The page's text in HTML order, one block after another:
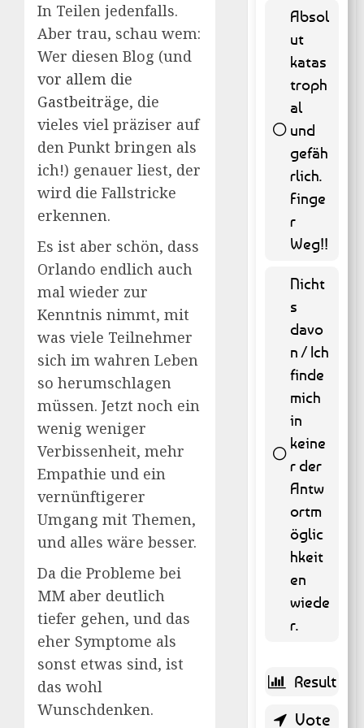
In Teilen jedenfalls.
Aber trau, schau wem:
Wer diesen Blog (und
vor allem die
Gastbeiträge, die
vieles viel präziser auf
den Punkt bringen als
ich!) genauer liest, der
wird die Fallstricke
erkennen.
Es ist aber schön, dass
Orlando endlich auch
mal wieder zur
Kenntnis nimmt, mit
was viele Teilnehmer
sich im wahren Leben
so herumschlagen
müssen. Jetzt noch ein
wenig weniger
Verbissenheit, mehr
Empathie und ein
vernünftigerer
Umgang mit Themen,
und alles wäre besser.
Da die Probleme bei
MM aber deutlich
tiefer gehen, und das
eher Symptome als
sonst etwas sind, ist
das wohl
Wunschdenken.
Absol
ut
katas
troph
al
und
gefäh
rlich.
Finge
r
Weg!!
262 (
53.04 %
Nicht
s
davo
n / Ich
finde
mich
in
keine
r der
Antw
ortm
öglic
hkeit
en
wiede
r.
9 ( 1.82
% )